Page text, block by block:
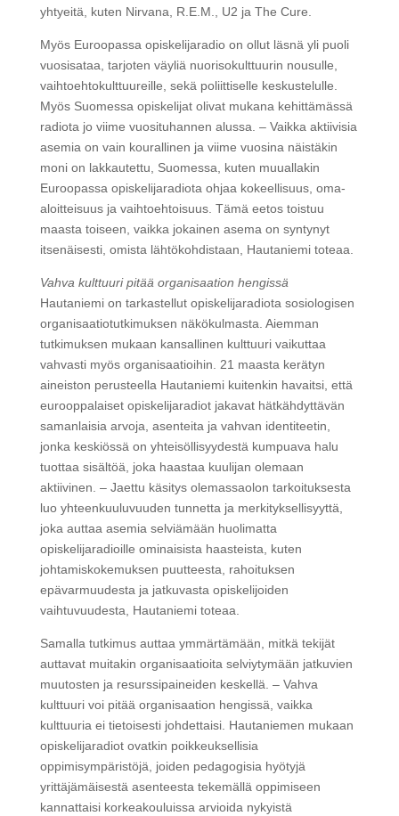
yhtyeitä, kuten Nirvana, R.E.M., U2 ja The Cure.
Myös Euroopassa opiskelijaradio on ollut läsnä yli puoli
vuosisataa, tarjoten väyliä nuorisokulttuurin nousulle,
vaihtoehtokulttuureille, sekä poliittiselle keskustelulle.
Myös Suomessa opiskelijat olivat mukana kehittämässä
radiota jo viime vuosituhannen alussa. – Vaikka aktiivisia
asemia on vain kourallinen ja viime vuosina näistäkin
moni on lakkautettu, Suomessa, kuten muuallakin
Euroopassa opiskelijaradiota ohjaa kokeellisuus, oma-
aloitteisuus ja vaihtoehtoisuus. Tämä eetos toistuu
maasta toiseen, vaikka jokainen asema on syntynyt
itsenäisesti, omista lähtökohdistaan, Hautaniemi toteaa.
Vahva kulttuuri pitää organisaation hengissä
Hautaniemi on tarkastellut opiskelijaradiota sosiologisen
organisaatiotutkimuksen näkökulmasta. Aiemman
tutkimuksen mukaan kansallinen kulttuuri vaikuttaa
vahvasti myös organisaatioihin. 21 maasta kerätyn
aineiston perusteella Hautaniemi kuitenkin havaitsi, että
eurooppalaiset opiskelijaradiot jakavat hätkähdyttävän
samanlaisia arvoja, asenteita ja vahvan identiteetin,
jonka keskiössä on yhteisöllisyydestä kumpuava halu
tuottaa sisältöä, joka haastaa kuulijan olemaan
aktiivinen. – Jaettu käsitys olemassaolon tarkoituksesta
luo yhteenkuuluvuuden tunnetta ja merkityksellisyyttä,
joka auttaa asemia selviämään huolimatta
opiskelijaradioille ominaisista haasteista, kuten
johtamiskokemuksen puutteesta, rahoituksen
epävarmuudesta ja jatkuvasta opiskelijoiden
vaihtuvuudesta, Hautaniemi toteaa.
Samalla tutkimus auttaa ymmärtämään, mitkä tekijät
auttavat muitakin organisaatioita selviytymään jatkuvien
muutosten ja resurssipaineiden keskellä. – Vahva
kulttuuri voi pitää organisaation hengissä, vaikka
kulttuuria ei tietoisesti johdettaisi. Hautaniemen mukaan
opiskelijaradiot ovatkin poikkeuksellisia
oppimisympäristöjä, joiden pedagogisia hyötyjä
yrittäjämäisestä asenteesta tekemällä oppimiseen
kannattaisi korkeakouluissa arvioida nykyistä